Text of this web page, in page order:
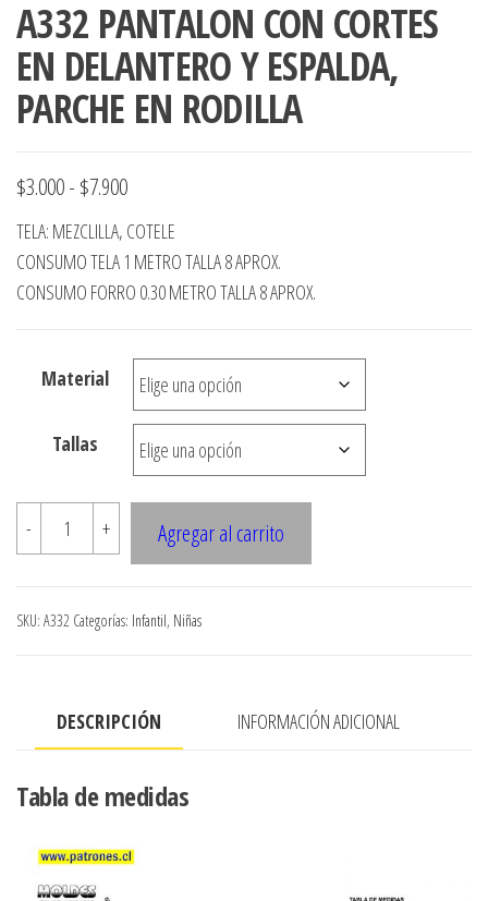
A332 PANTALON CON CORTES
EN DELANTERO Y ESPALDA,
PARCHE EN RODILLA
$3.000- $7.900Rango
de
precios:
desde
hasta
$7.900
TELA: MEZCLILLA, COTELE
CONSUMO TELA 1 METRO TALLA 8 APROX.
CONSUMO FORRO 0.30 METRO TALLA 8 APROX.
Material
Tallas
-
A332
ESPALDA,
EN
cantidad
+ Agregar al carrito
SKU: A332 Categorías: Infantil, Niñas
DESCRIPCIÓN INFORMACIÓN ADICIONAL
Tabla de medidas